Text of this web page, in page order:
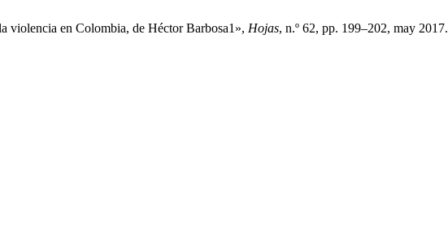
violencia en Colombia, de Héctor Barbosa1», Hojas, n.º 62, pp. 199–202, may 2017.